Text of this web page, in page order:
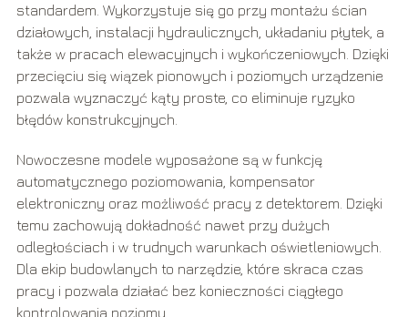
standardem. Wykorzystuje się go przy montażu ścian
działowych, instalacji hydraulicznych, układaniu płytek, a
także w pracach elewacyjnych i wykończeniowych. Dzięki
przecięciu się wiązek pionowych i poziomych urządzenie
pozwala wyznaczyć kąty proste, co eliminuje ryzyko
błędów konstrukcyjnych.
Nowoczesne modele wyposażone są w funkcję
automatycznego poziomowania, kompensator
elektroniczny oraz możliwość pracy z detektorem. Dzięki
temu zachowują dokładność nawet przy dużych
odległościach i w trudnych warunkach oświetleniowych.
Dla ekip budowlanych to narzędzie, które skraca czas
pracy i pozwala działać bez konieczności ciągłego
kontrolowania poziomu.